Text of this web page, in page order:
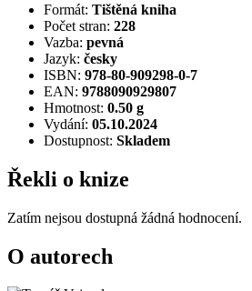
Formát: Tištěná kniha
Počet stran: 228
Vazba: pevná
Jazyk: česky
ISBN: 978-80-909298-0-7
EAN: 9788090929807
Hmotnost: 0.50 g
Vydání: 05.10.2024
Dostupnost: Skladem
Řekli o knize
Zatím nejsou dostupná žádná hodnocení.
O autorech